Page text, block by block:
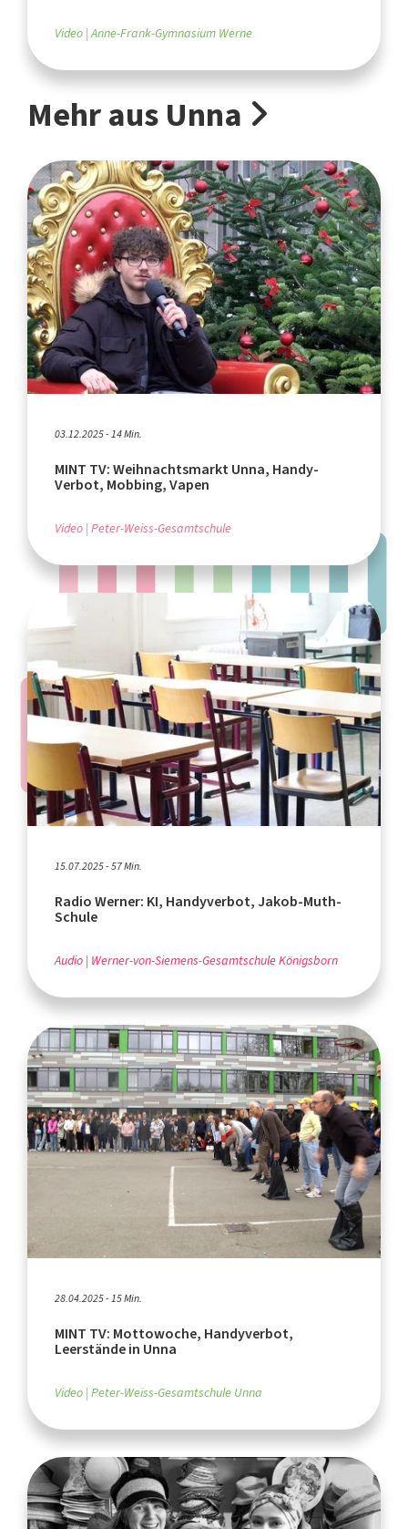
Video Anne-Frank-Gymnasium Werne
Mehr aus Unna
03.12.2025 - 14 Min.
MINT TV: Weihnachtsmarkt Unna, Handy-
Verbot, Mobbing, Vapen
Video Peter-Weiss-Gesamtschule
15.07.2025 - 57 Min.
Radio Werner: KI, Handyverbot, Jakob-Muth-
Schule
Audio Werner-von-Siemens-Gesamtschule Königsborn
28.04.2025 - 15 Min.
MINT TV: Mottowoche, Handyverbot,
Leerstände in Unna
Video Peter-Weiss-Gesamtschule Unna